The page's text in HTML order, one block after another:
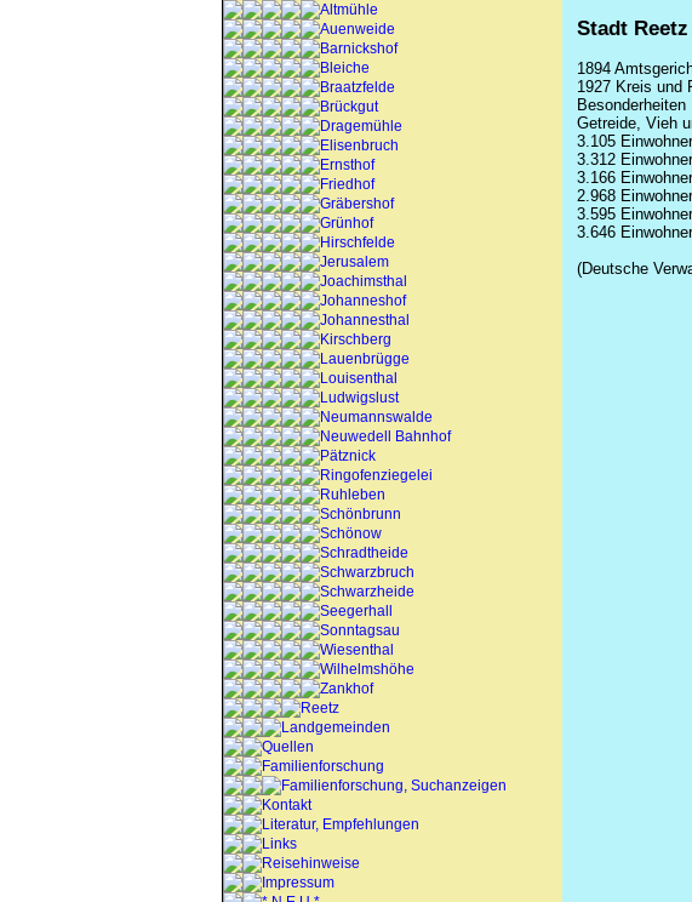
Altmühle
Auenweide
Barnickshof
Bleiche
Braatzfelde
Brückgut
Dragemühle
Elisenbruch
Ernsthof
Friedhof
Gräbershof
Grünhof
Hirschfelde
Jerusalem
Joachimsthal
Johanneshof
Johannesthal
Kirschberg
Lauenbrügge
Louisenthal
Ludwigslust
Neumannswalde
Neuwedell Bahnhof
Pätznick
Ringofenziegelei
Ruhleben
Schönbrunn
Schönow
Schradtheide
Schwarzbruch
Schwarzheide
Seegerhall
Sonntagsau
Wiesenthal
Wilhelmshöhe
Zankhof
Reetz
Landgemeinden
Quellen
Familienforschung
Familienforschung, Suchanzeigen
Kontakt
Literatur, Empfehlungen
Links
Reisehinweise
Impressum
Stadt Reetz
1894
1927 Kreis und
Getreide, Vieh
3.105
3.312
3.166
2.968
3.595
3.646
(Deutsche